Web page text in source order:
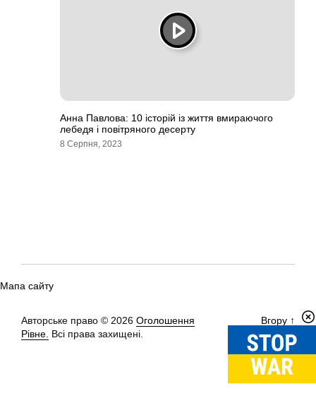
Анна Павлова: 10 історій із життя вмираючого
лебедя і повітряного десерту
8 Серпня, 2023
Мапа сайту
Авторське право © 2026 Оголошення
Рівне. Всі права захищені.
Вгору ↑